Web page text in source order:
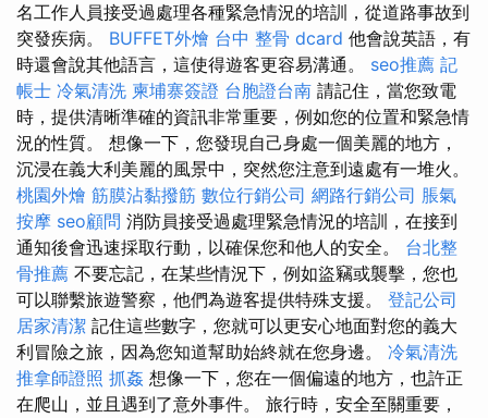
名工作人員接受過處理各種緊急情況的培訓，從道路事故到
突發疾病。 BUFFET外燴 台中 整骨 dcard 他會說英語，有
時還會說其他語言，這使得遊客更容易溝通。 seo推薦 記
帳士 冷氣清洗 柬埔寨簽證 台胞證台南 請記住，當您致電
時，提供清晰準確的資訊非常重要，例如您的位置和緊急情
況的性質。 想像一下，您發現自己身處一個美麗的地方，
沉浸在義大利美麗的風景中，突然您注意到遠處有一堆火。
桃園外燴 筋膜沾黏撥筋 數位行銷公司 網路行銷公司 脹氣
按摩 seo顧問 消防員接受過處理緊急情況的培訓，在接到
通知後會迅速採取行動，以確保您和他人的安全。 台北整
骨推薦 不要忘記，在某些情況下，例如盜竊或襲擊，您也
可以聯繫旅遊警察，他們為遊客提供特殊支援。 登記公司
居家清潔 記住這些數字，您就可以更安心地面對您的義大
利冒險之旅，因為您知道幫助始終就在您身邊。 冷氣清洗
推拿師證照 抓姦 想像一下，您在一個偏遠的地方，也許正
在爬山，並且遇到了意外事件。 旅行時，安全至關重要，